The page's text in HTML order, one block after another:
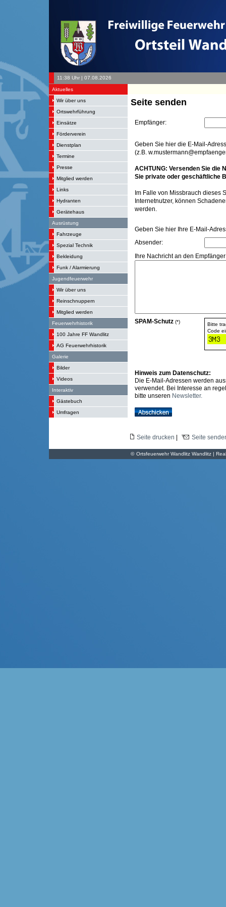
11:38 Uhr | 07.08.2026
Aktuelles
Wir über uns
Ortswehrführung
Einsätze
Förderverein
Dienstplan
Termine
Presse
Mitglied werden
Links
Hydranten
Gerätehaus
Ausrüstung
Fahrzeuge
Spezial Technik
Bekleidung
Funk / Alarmierung
Jugendfeuerwehr
Wir über uns
Reinschnuppern
Mitglied werden
Feuerwehrhistorik
100 Jahre FF Wandlitz
AG Feuerwehrhistorik
Galerie
Bilder
Videos
Interaktiv
Gästebuch
Umfragen
Seite senden
Empfänger:
Geben Sie hier die E-Mail-
(z.B.
ACHTUNG: Versenden Sie die
Sie private oder geschäftliche
Im Falle von Missbrauch dieses
Internetnutzer, können
werden.
Geben Sie hier Ihre E-Mail-
Absender:
Ihre Nachricht an den
SPAM-Schutz (*)
Bitte
Code
Hinweis zum Datenschutz:
Die E-Mail-Adressen werden
verwendet. Bei Interesse an
bitte unseren Newsletter.
Seite drucken Seite
© Ortsfeuerwehr Wandlitz Wandlitz |